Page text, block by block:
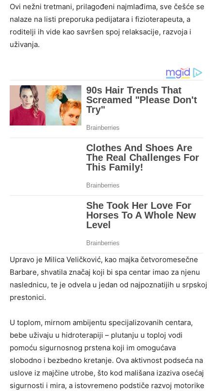
Ovi nežni tretmani, prilagođeni najmlađima, sve češće se
nalaze na listi preporuka pedijatara i fizioterapeuta, a
roditelji ih vide kao savršen spoj relaksacije, razvoja i
uživanja.
Upravo je Milica Veličković, kao majka četvoromesečne
Barbare, shvatila značaj koji bi spa centar imao za njenu
naslednicu, te je odvela u jedan od najpoznatijih u srpskoj
prestonici.
U toplom, mirnom ambijentu specijalizovanih centara,
bebe uživaju u hidroterapiji – plutanju u toploj vodi
pomoću sigurnosnog prstena koji im omogućava
slobodno i bezbedno kretanje. Ova aktivnost podseća na
uslove iz majčine utrobe, što kod mališana izaziva osećaj
sigurnosti i mira, a istovremeno podstiče razvoj motorike